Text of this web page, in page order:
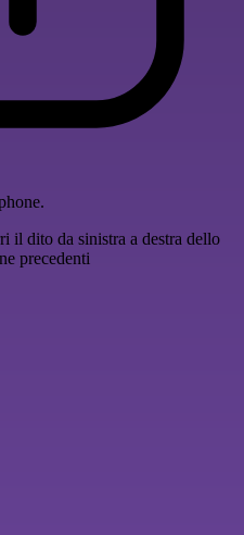
il dito da sinistra a destra dello
precedenti